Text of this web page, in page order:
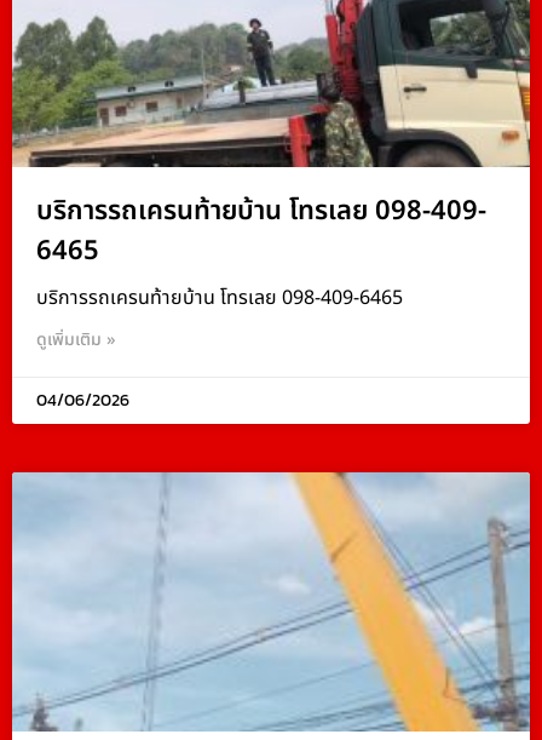
บริการรถเครนท้ายบ้าน โทรเลย 098-409-
6465
บริการรถเครนท้ายบ้าน โทรเลย 098-409-6465
ดูเพิ่มเติม »
04/06/2026